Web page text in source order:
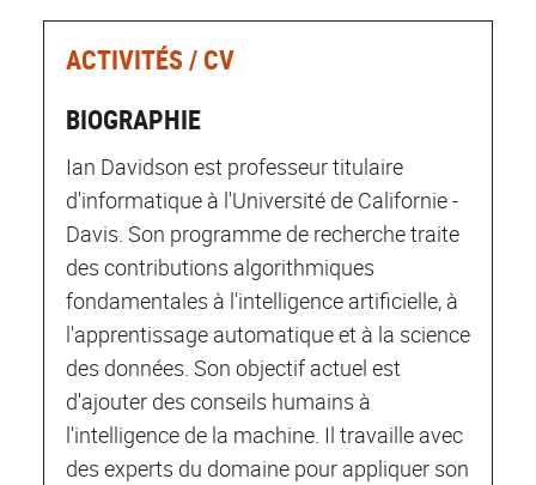
ACTIVITÉS / CV
BIOGRAPHIE
Ian Davidson est professeur titulaire
d'informatique à l'Université de Californie -
Davis. Son programme de recherche traite
des contributions algorithmiques
fondamentales à l'intelligence artificielle, à
l'apprentissage automatique et à la science
des données. Son objectif actuel est
d'ajouter des conseils humains à
l'intelligence de la machine. Il travaille avec
des experts du domaine pour appliquer son